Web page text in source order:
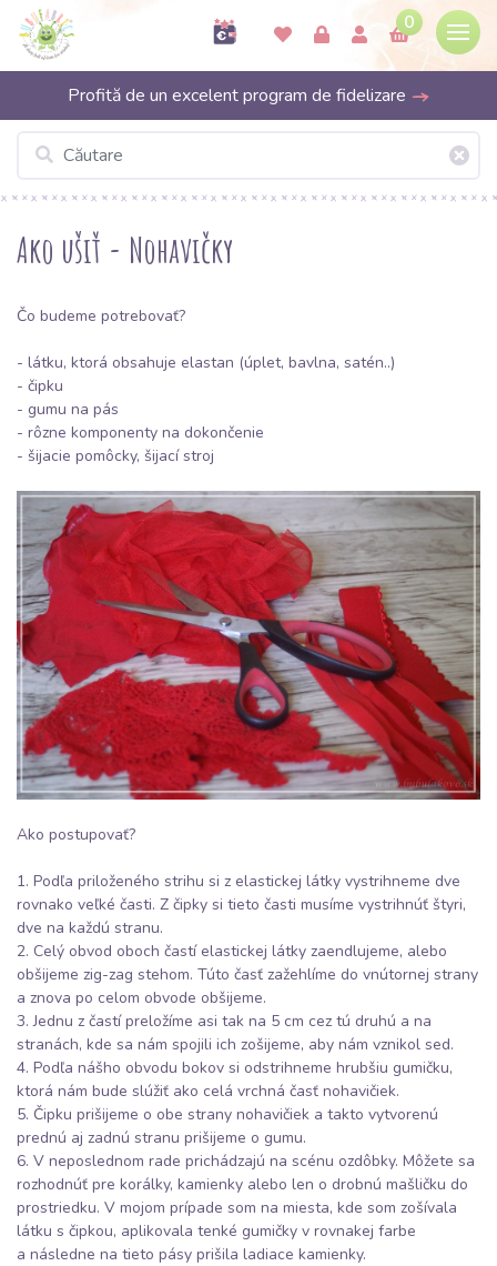
0
Profită de un excelent program de fidelizare
Ako ušiť - Nohavičky
Čo budeme potrebovať?
- látku, ktorá obsahuje elastan (úplet, bavlna, satén..)
- čipku
- gumu na pás
- rôzne komponenty na dokončenie
- šijacie pomôcky, šijací stroj
Ako postupovať?
1. Podľa priloženého strihu si z elastickej látky vystrihneme dve
rovnako veľké časti. Z čipky si tieto časti musíme vystrihnúť štyri,
dve na každú stranu.
2. Celý obvod oboch častí elastickej látky zaendlujeme, alebo
obšijeme zig-zag stehom. Túto časť zažehlíme do vnútornej strany
a znova po celom obvode obšijeme.
3. Jednu z častí preložíme asi tak na 5 cm cez tú druhú a na
stranách, kde sa nám spojili ich zošijeme, aby nám vznikol sed.
4. Podľa nášho obvodu bokov si odstrihneme hrubšiu gumičku,
ktorá nám bude slúžiť ako celá vrchná časť nohavičiek.
5. Čipku prišijeme o obe strany nohavičiek a takto vytvorenú
prednú aj zadnú stranu prišijeme o gumu.
6. V neposlednom rade prichádzajú na scénu ozdôbky. Môžete sa
rozhodnúť pre korálky, kamienky alebo len o drobnú mašličku do
prostriedku. V mojom prípade som na miesta, kde som zošívala
látku s čipkou, aplikovala tenké gumičky v rovnakej farbe
a následne na tieto pásy prišila ladiace kamienky.